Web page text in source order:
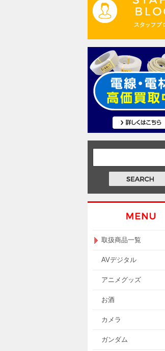
取扱商品一覧
AVデジタル
アニメグッズ
お酒
カメラ
ガンダム